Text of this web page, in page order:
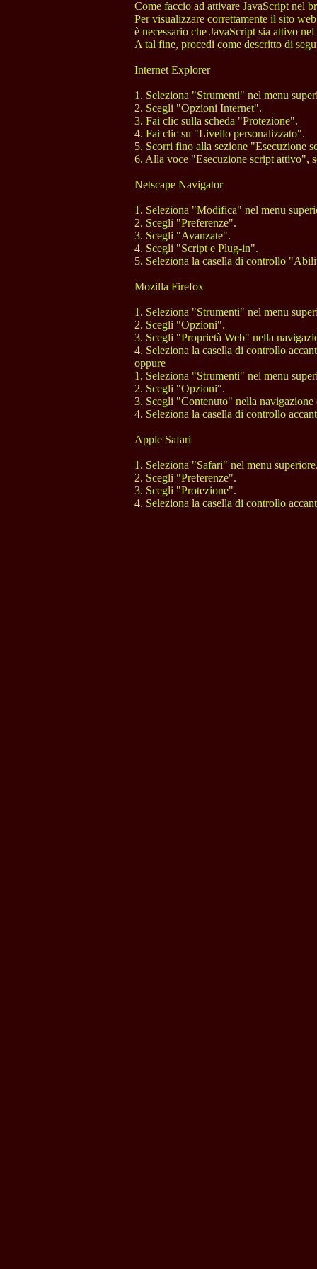
Come faccio ad attivare JavaScript nel
Per visualizzare correttamente il sito
è necessario che JavaScript sia attivo
A tal fine, procedi come descritto di
Internet Explorer
1. Seleziona "Strumenti" nel menu
2. Scegli "Opzioni Internet".
3. Fai clic sulla scheda "Protezione".
4. Fai clic su "Livello personalizzato".
5. Scorri fino alla sezione "Esecuzione
6. Alla voce "Esecuzione script
Netscape Navigator
1. Seleziona "Modifica" nel menu
2. Scegli "Preferenze".
3. Scegli "Avanzate".
4. Scegli "Script e Plug-in".
5. Seleziona la casella di controllo
Mozilla Firefox
1. Seleziona "Strumenti" nel menu
2. Scegli "Opzioni".
3. Scegli "Proprietà Web" nella
4. Seleziona la casella di controllo
oppure
1. Seleziona "Strumenti" nel menu
2. Scegli "Opzioni".
3. Scegli "Contenuto" nella
4. Seleziona la casella di controllo
Apple Safari
1. Seleziona "Safari" nel menu
2. Scegli "Preferenze".
3. Scegli "Protezione".